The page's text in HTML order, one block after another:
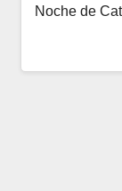
Noche de